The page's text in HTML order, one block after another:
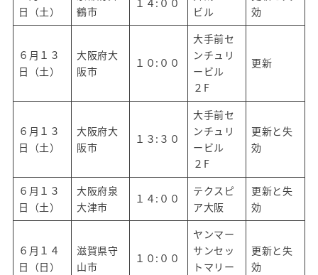
日（土）
鶴市
１４:００
ビル
効
６月１３
日（土）
大阪府大
阪市
１０:００
大手前セ
ンチュリ
ービル
２F
更新
６月１３
日（土）
大阪府大
阪市
１３:３０
大手前セ
ンチュリ
ービル
２F
更新と失
効
６月１３
日（土）
大阪府泉
大津市
１４:００
テクスピ
ア大阪
更新と失
効
６月１４
日（日）
滋賀県守
山市
１０:００
ヤンマー
サンセッ
トマリー
更新と失
効